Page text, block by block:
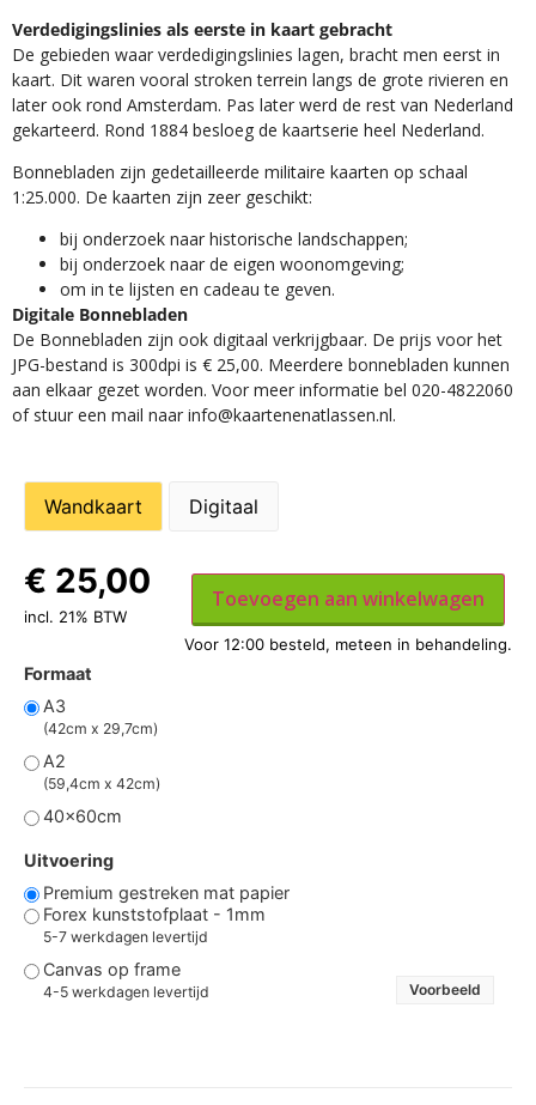
Verdedigingslinies als eerste in kaart gebracht
De gebieden waar verdedigingslinies lagen, bracht men eerst in
kaart. Dit waren vooral stroken terrein langs de grote rivieren en
later ook rond Amsterdam. Pas later werd de rest van Nederland
gekarteerd. Rond 1884 besloeg de kaartserie heel Nederland.
Bonnebladen zijn gedetailleerde militaire kaarten op schaal
1:25.000. De kaarten zijn zeer geschikt:​
​bij onderzoek naar historische landschappen;
bij onderzoek naar de eigen woonomgeving;
om in te lijsten en cadeau te geven.
Digitale Bonnebladen
De Bonnebladen zijn ook digitaal verkrijgbaar. De prijs voor het
JPG-bestand is 300dpi is € 25,00. Meerdere bonnebladen kunnen
aan elkaar gezet worden. Voor meer informatie bel 020-4822060
of stuur een mail naar info@kaartenenatlassen.nl.
Wandkaart Digitaal
Formaat
A3
(42cm x 29,7cm)
A2
(59,4cm x 42cm)
40x60cm
Uitvoering
Premium gestreken mat papier
Forex kunststofplaat - 1mm
5-7 werkdagen levertijd
Canvas op frame
4-5 werkdagen levertijd Voorbeeld
€ 25,00
incl. 21% BTW
Toevoegen aan winkelwagen